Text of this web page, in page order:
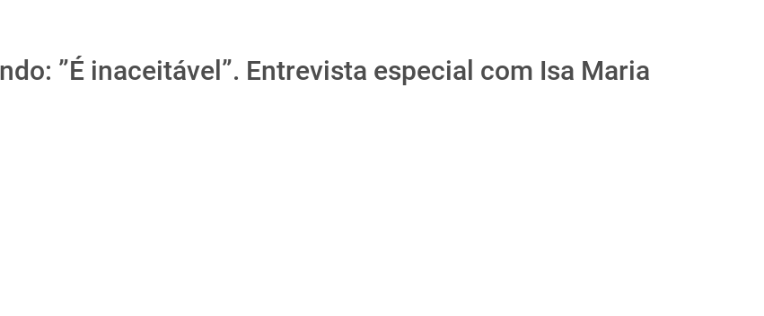
”É inaceitável”. Entrevista especial com Isa Maria